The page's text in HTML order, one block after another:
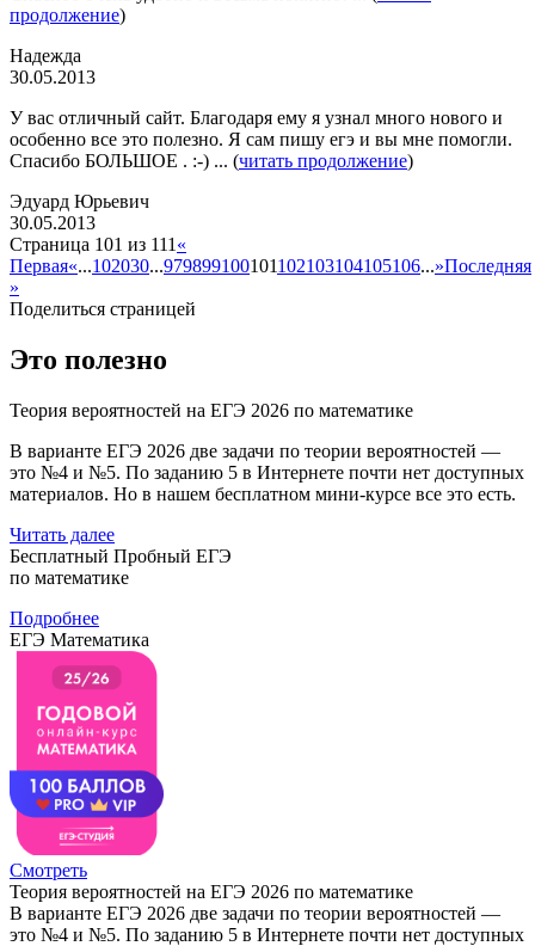
продолжение)
Надежда
30.05.2013
У вас отличный сайт. Благодаря ему я узнал много нового и
особенно все это полезно. Я сам пишу егэ и вы мне помогли.
Спасибо БОЛЬШОЕ . :-) ... (читать продолжение)
Эдуард Юрьевич
30.05.2013
Страница 101 из 111 «
Первая«...102030...979899100101102103104105106...»Последняя
»
Поделиться страницей
Это полезно
Теория вероятностей на ЕГЭ 2026 по математике
В варианте ЕГЭ 2026 две задачи по теории вероятностей —
это №4 и №5. По заданию 5 в Интернете почти нет доступных
материалов. Но в нашем бесплатном мини-курсе все это есть.
Читать далее
Бесплатный Пробный ЕГЭ
по математике
Подробнее
ЕГЭ Математика
Смотреть
Теория вероятностей на ЕГЭ 2026 по математике
В варианте ЕГЭ 2026 две задачи по теории вероятностей —
это №4 и №5. По заданию 5 в Интернете почти нет доступных